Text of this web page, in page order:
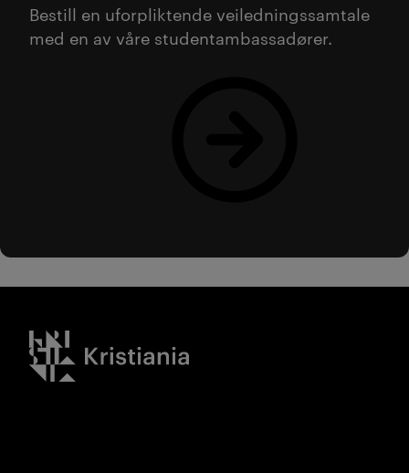
Bestill en uforpliktende veiledningssamtale
med en av våre studentambassadører.
Kristiania logo